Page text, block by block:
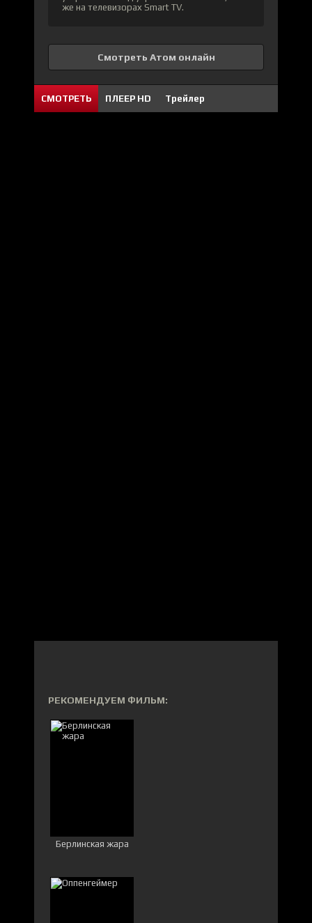
же на телевизорах Smart TV.
Смотреть Атом онлайн
СМОТРЕТЬ ПЛЕЕР HD Трейлер
РЕКОМЕНДУЕМ ФИЛЬМ:
Берлинская жара